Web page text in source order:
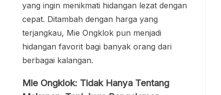
yang ingin menikmati hidangan lezat dengan
cepat. Ditambah dengan harga yang
terjangkau, Mie Ongklok pun menjadi
hidangan favorit bagi banyak orang dari
berbagai kalangan.
Mie Ongklok: Tidak Hanya Tentang